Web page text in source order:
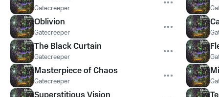
Gatecreeper
Oblivion
Gatecreeper
The Black Curtain
Gatecreeper
Masterpiece of Chaos
Gatecreeper